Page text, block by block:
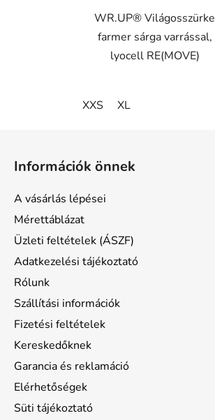
WR.UP® Világosszürke
farmer sárga varrással,
lyocell RE(MOVE)
XXS XL
Információk önnek
A vásárlás lépései
Mérettáblázat
Üzleti feltételek (ÁSZF)
Adatkezelési tájékoztató
Rólunk
Szállítási információk
Fizetési feltételek
Kereskedőknek
Garancia és reklamáció
Elérhetőségek
Süti tájékoztató